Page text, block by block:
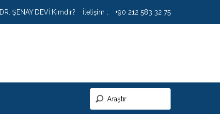
DR. ŞENAY DEVİ Kimdir? İletişim : +90 212 583 32 75